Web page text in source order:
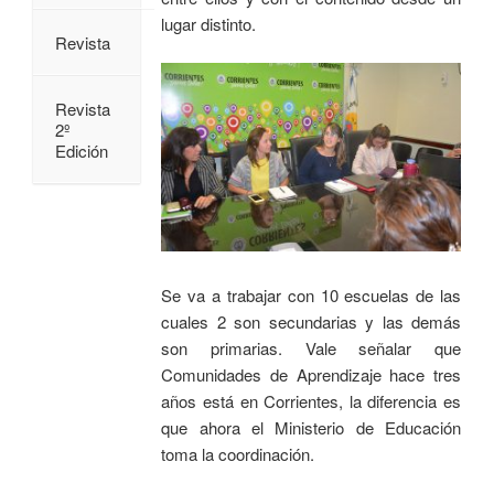
lugar distinto.
Se va a trabajar con 10 escuelas de las
cuales 2 son secundarias y las demás
son primarias. Vale señalar que
Comunidades de Aprendizaje hace tres
años está en Corrientes, la diferencia es
que ahora el Ministerio de Educación
toma la coordinación.
Revista
Revista
2º
Edición